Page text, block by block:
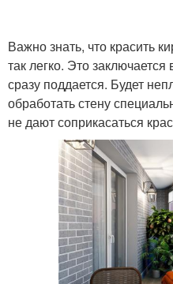
Важно знать, что красить
так легко. Это
сразу поддается. Будет
обработать стену
не дают соприкасаться